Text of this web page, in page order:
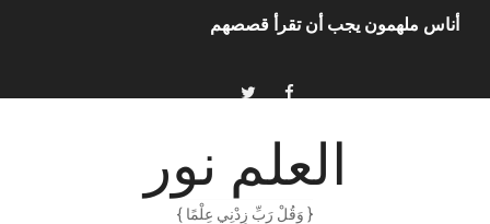
أناس ملهمون يجب أن تقرأ قصصهم
العلم نور
{ وَقُلْ رَبِّ زِدْنِي عِلْمًا }